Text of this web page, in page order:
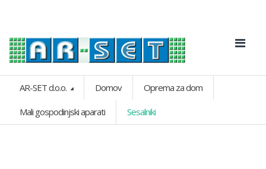
AR-SET d.o.o. Domov Oprema za dom
Mali gospodinjski aparati Sesalniki